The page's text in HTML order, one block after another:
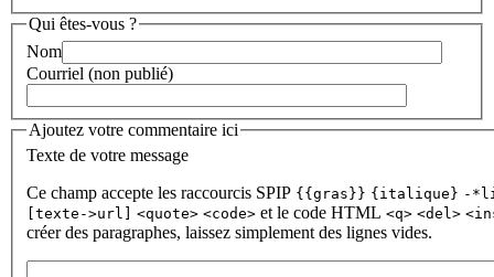
Qui êtes-vous ?
Nom
Courriel (non publié)
Ajoutez votre commentaire ici
Texte de votre message
Ce champ accepte les raccourcis SPIP {{gras}} {italique} -
[texte->url]
<quote> <code> et le code HTML <q> <del>
créer des paragraphes, laissez simplement des lignes vides.